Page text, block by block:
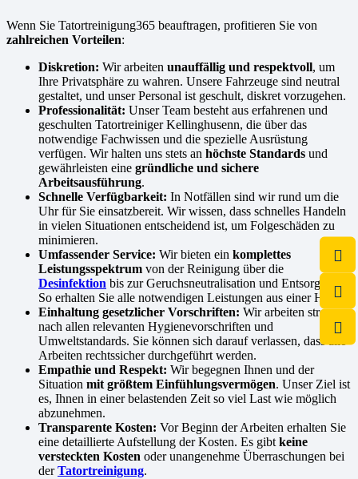
Wenn Sie Tatortreinigung365 beauftragen, profitieren Sie von
zahlreichen Vorteilen:
Diskretion: Wir arbeiten unauffällig und respektvoll, um
Ihre Privatsphäre zu wahren. Unsere Fahrzeuge sind neutral
gestaltet, und unser Personal ist geschult, diskret vorzugehen.
Professionalität: Unser Team besteht aus erfahrenen und
geschulten Tatortreiniger Kellinghusenn, die über das
notwendige Fachwissen und die spezielle Ausrüstung
verfügen. Wir halten uns stets an höchste Standards und
gewährleisten eine gründliche und sichere
Arbeitsausführung.
Schnelle Verfügbarkeit: In Notfällen sind wir rund um die
Uhr für Sie einsatzbereit. Wir wissen, dass schnelles Handeln
in vielen Situationen entscheidend ist, um Folgeschäden zu
minimieren.
Umfassender Service: Wir bieten ein komplettes
Leistungsspektrum von der Reinigung über die
Desinfektion bis zur Geruchsneutralisation und Entsorgung.
So erhalten Sie alle notwendigen Leistungen aus einer Hand.
Einhaltung gesetzlicher Vorschriften: Wir arbeiten streng
nach allen relevanten Hygienevorschriften und
Umweltstandards. Sie können sich darauf verlassen, dass alle
Arbeiten rechtssicher durchgeführt werden.
Empathie und Respekt: Wir begegnen Ihnen und der
Situation mit größtem Einfühlungsvermögen. Unser Ziel ist
es, Ihnen in einer belastenden Zeit so viel Last wie möglich
abzunehmen.
Transparente Kosten: Vor Beginn der Arbeiten erhalten Sie
eine detaillierte Aufstellung der Kosten. Es gibt keine
versteckten Kosten oder unangenehme Überraschungen bei
derTatortreinigung.